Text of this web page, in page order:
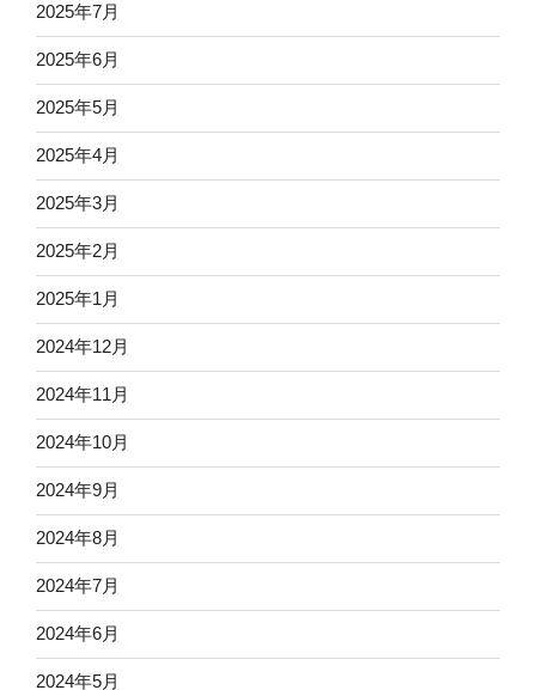
2025年7月
2025年6月
2025年5月
2025年4月
2025年3月
2025年2月
2025年1月
2024年12月
2024年11月
2024年10月
2024年9月
2024年8月
2024年7月
2024年6月
2024年5月